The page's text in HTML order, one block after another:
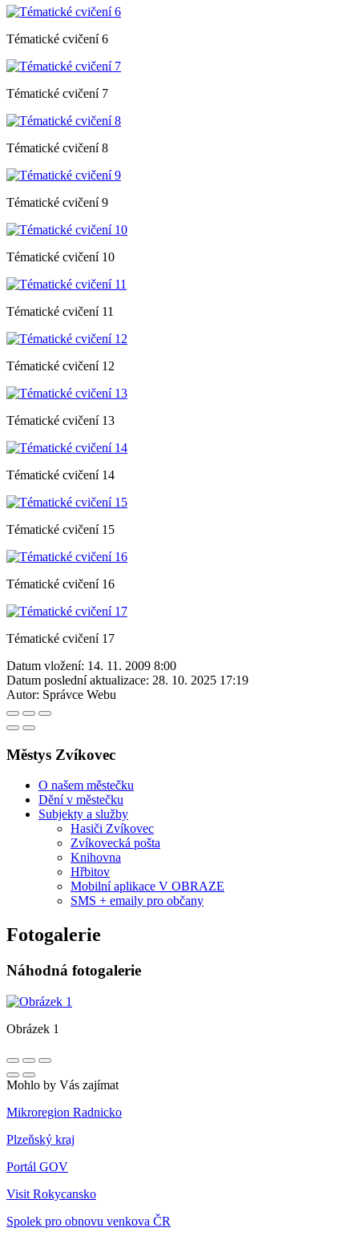
Tématické cvičení 6
Tématické cvičení 7
Tématické cvičení 8
Tématické cvičení 9
Tématické cvičení 10
Tématické cvičení 11
Tématické cvičení 12
Tématické cvičení 13
Tématické cvičení 14
Tématické cvičení 15
Tématické cvičení 16
Tématické cvičení 17
Datum vložení: 14. 11. 2009 8:00
Datum poslední aktualizace: 28. 10. 2025 17:19
Autor: Správce Webu
Městys Zvíkovec
O našem městečku
Dění v městečku
Subjekty a služby
Hasiči Zvíkovec
Zvíkovecká pošta
Knihovna
Hřbitov
Mobilní aplikace V OBRAZE
SMS + emaily pro občany
Fotogalerie
Náhodná fotogalerie
Obrázek 1
Mohlo by Vás zajímat
Mikroregion Radnicko
Plzeňský kraj
Portál GOV
Visit Rokycansko
Spolek pro obnovu venkova ČR